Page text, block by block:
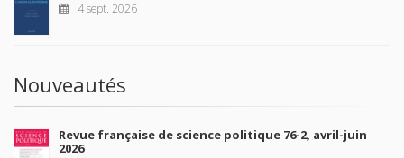
4 sept. 2026
Nouveautés
Revue française de science politique 76-2, avril-juin
2026